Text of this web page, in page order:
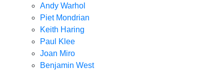
Andy Warhol
Piet Mondrian
Keith Haring
Paul Klee
Joan Miro
Benjamin West